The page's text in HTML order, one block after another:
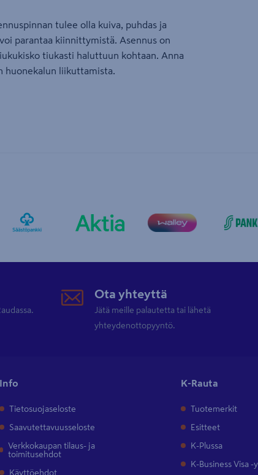
tulee olla kuiva, puhdas ja
parantaa kiinnittymistä. Asennus on
tiukasti haluttuun kohtaan. Anna
huonekalun liikuttamista.
Ota yhteyttä
Jätä meille palautetta tai lähetä
yhteydenottopyyntö.
Info
Tietosuojaseloste
Saavutettavuusseloste
Verkkokaupan tilaus- ja
toimitusehdot
Käyttöehdot
K-Rauta
Tuotemerkit
Esitteet
K-Plussa
K-Business Visa